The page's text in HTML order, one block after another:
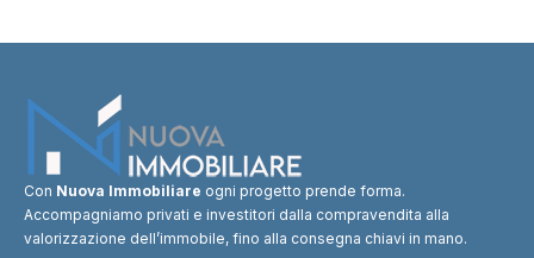
Con Nuova Immobiliare ogni progetto prende forma.
Accompagniamo privati e investitori dalla compravendita alla
valorizzazione dell’immobile, fino alla consegna chiavi in mano.